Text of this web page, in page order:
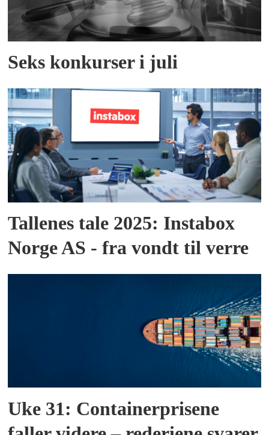
Seks konkurser i juli
Tallenes tale 2025: Instabox
Norge AS - fra vondt til verre
Uke 31: Containerprisene